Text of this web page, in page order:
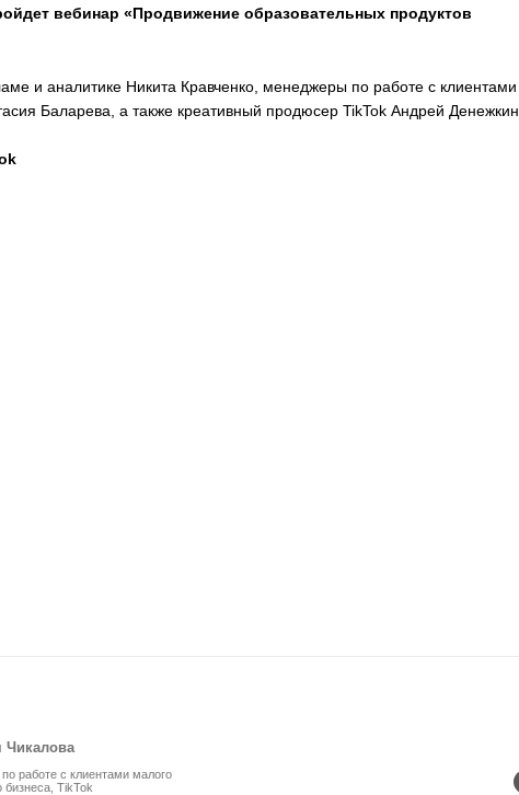
вебинар «Продвижение образовательных продуктов
и аналитике Никита Кравченко, менеджеры по работе с клиентами
Баларева, а также креативный продюсер TikTok Андрей Денежкин.
Чикалова
работе с клиентами малого
бизнеса, TikTok